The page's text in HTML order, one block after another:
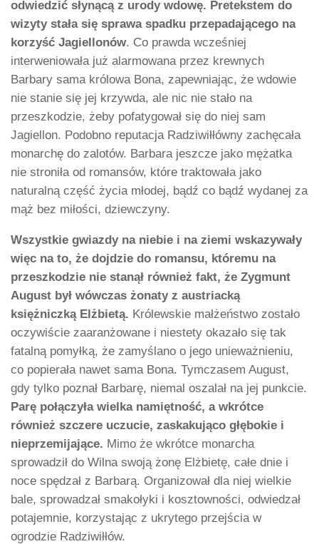
odwiedzić słynącą z urody wdowę. Pretekstem do
wizyty stała się sprawa spadku przepadającego na
korzyść Jagiellonów. Co prawda wcześniej
interweniowała już alarmowana przez krewnych
Barbary sama królowa Bona, zapewniając, że wdowie
nie stanie się jej krzywda, ale nic nie stało na
przeszkodzie, żeby pofatygował się do niej sam
Jagiellon. Podobno reputacja Radziwiłłówny zachęcała
monarchę do zalotów. Barbara jeszcze jako mężatka
nie stroniła od romansów, które traktowała jako
naturalną część życia młodej, bądź co bądź wydanej za
mąż bez miłości, dziewczyny.
Wszystkie gwiazdy na niebie i na ziemi wskazywały
więc na to, że dojdzie do romansu, któremu na
przeszkodzie nie stanął również fakt, że Zygmunt
August był wówczas żonaty z austriacką
księżniczką Elżbietą. Królewskie małżeństwo zostało
oczywiście zaaranżowane i niestety okazało się tak
fatalną pomyłką, że zamyślano o jego unieważnieniu,
co popierała nawet sama Bona. Tymczasem August,
gdy tylko poznał Barbarę, niemal oszalał na jej punkcie.
Parę połączyła wielka namiętność, a wkrótce
również szczere uczucie, zaskakująco głębokie i
nieprzemijające. Mimo że wkrótce monarcha
sprowadził do Wilna swoją żonę Elżbietę, całe dnie i
noce spędzał z Barbarą. Organizował dla niej wielkie
bale, sprowadzał smakołyki i kosztowności, odwiedzał
potajemnie, korzystając z ukrytego przejścia w
ogrodzie Radziwiłłów.